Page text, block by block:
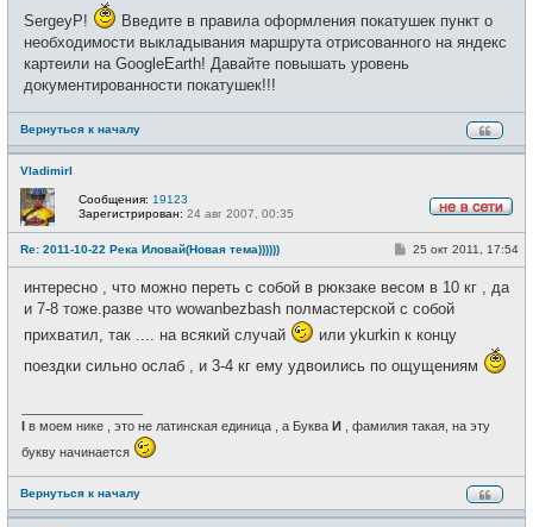
щ
е
SergeyP!
Введите в правила оформления покатушек пункт о
необходимости выкладывания маршрута отрисованного на яндекс
картеили на GoogleEarth! Давайте повышать уровень
документированности покатушек!!!
Вернуться к началу
VladimirI
в
с
Сообщения: 19123
Зарегистрирован: 24 авг 2007, 00:35
Re: 2011-10-22 Река Иловай(Новая тема))))))
С
б
щ
н
е
25 окт 2011, 17:54
интересно , что можно переть с собой в рюкзаке весом в 10 кг , да
и 7-8 тоже.разве что wowanbezbash полмастерской с собой
прихватил, так .... на всякий случай
или ykurkin к концу
поездки сильно ослаб , и 3-4 кг ему удвоились по ощущениям
I в моем нике , это не латинская единица , а Буква И , фамилия такая, на эту
букву начинается
Вернуться к началу